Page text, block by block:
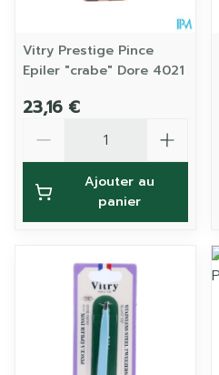
Vitry Prestige Pince
Epiler "crabe" Dore 4021
23,16 €
Ajouter au
panier